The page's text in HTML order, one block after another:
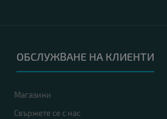
ОБСЛУЖВАНЕ НА КЛИЕНТИ
Магазини
Свържете се с нас